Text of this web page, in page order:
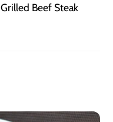
Grilled Beef Steak